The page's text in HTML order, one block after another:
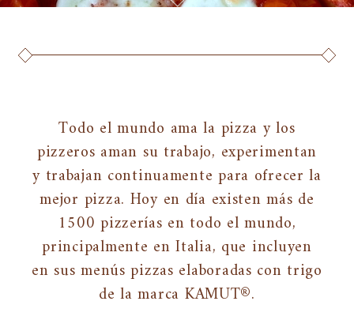
Todo el mundo ama la pizza y los
pizzeros aman su trabajo, experimentan
y trabajan continuamente para ofrecer la
mejor pizza. Hoy en día existen más de
1500 pizzerías en todo el mundo,
principalmente en Italia, que incluyen
en sus menús pizzas elaboradas con trigo
de la marca KAMUT®.